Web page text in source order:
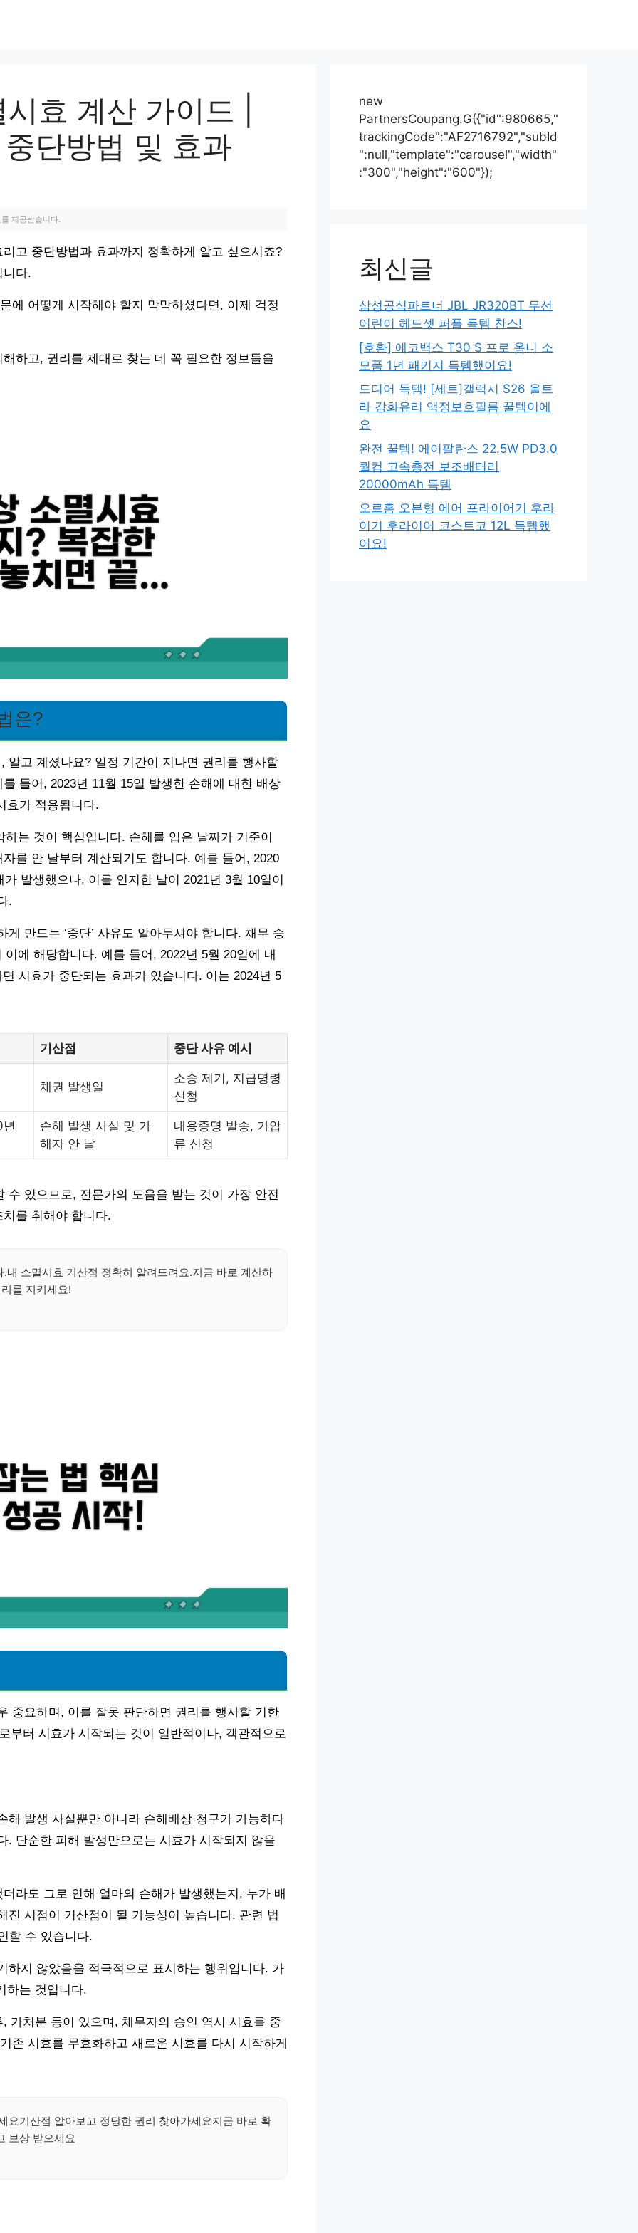
효 계산 가이드 |
단방법 및 효과
제공받습니다.
고 중단방법과 효과까지 정확하게 알고 싶으시죠?
니다.
에 어떻게 시작해야 할지 막막하셨다면, 이제 걱정
하고, 권리를 제대로 찾는 데 꼭 필요한 정보들을
은?
알고 계셨나요? 일정 기간이 지나면 권리를 행사할
들어, 2023년 11월 15일 발생한 손해에 대한 배상
효가 적용됩니다.
하는 것이 핵심입니다. 손해를 입은 날짜가 기준이
를 안 날부터 계산되기도 합니다. 예를 들어, 2020
발생했으나, 이를 인지한 날이 2021년 3월 10일이
.
만드는 ‘중단’ 사유도 알아두셔야 합니다. 채무 승
에 해당합니다. 예를 들어, 2022년 5월 20일에 내
시효가 중단되는 효과가 있습니다. 이는 2024년 5
기산점 중단 사유 예시
채권 발생일
소송 제기, 지급명령
신청
손해 발생 사실 및 가
해자 안 날
내용증명 발송, 가압
류 신청
있으므로, 전문가의 도움을 받는 것이 가장 안전
를 취해야 합니다.
소멸시효 기산점 정확히 알려드려요.지금 바로 계산하
를 지키세요!
중요하며, 이를 잘못 판단하면 권리를 행사할 기한
부터 시효가 시작되는 것이 일반적이나, 객관적으로
해 발생 사실뿐만 아니라 손해배상 청구가 가능하다
. 단순한 피해 발생만으로는 시효가 시작되지 않을
라도 그로 인해 얼마의 손해가 발생했는지, 누가 배
시점이 기산점이 될 가능성이 높습니다. 관련 법
할 수 있습니다.
하지 않았음을 적극적으로 표시하는 행위입니다. 가
하는 것입니다.
가처분 등이 있으며, 채무자의 승인 역시 시효를 중
존 시효를 무효화하고 새로운 시효를 다시 시작하게
요기산점 알아보고 정당한 권리 찾아가세요지금 바로 확
보상 받으세요
new
PartnersCoupang.G({"id":980665,"
trackingCode":"AF2716792","subId
":null,"template":"carousel","width"
:"300","height":"600"});
최신글
삼성공식파트너 JBL JR320BT 무선
어린이 헤드셋 퍼플 득템 찬스!
[호환] 에코백스 T30 S 프로 옴니 소
모품 1년 패키지 득템했어요!
드디어 득템! [세트]갤럭시 S26 울트
라 강화유리 액정보호필름 꿀템이에
요
완전 꿀템! 에이팔란스 22.5W PD3.0
퀄컴 고속충전 보조배터리
20000mAh 득템
오르홈 오븐형 에어 프라이어기 후라
이기 후라이어 코스트코 12L 득템했
어요!